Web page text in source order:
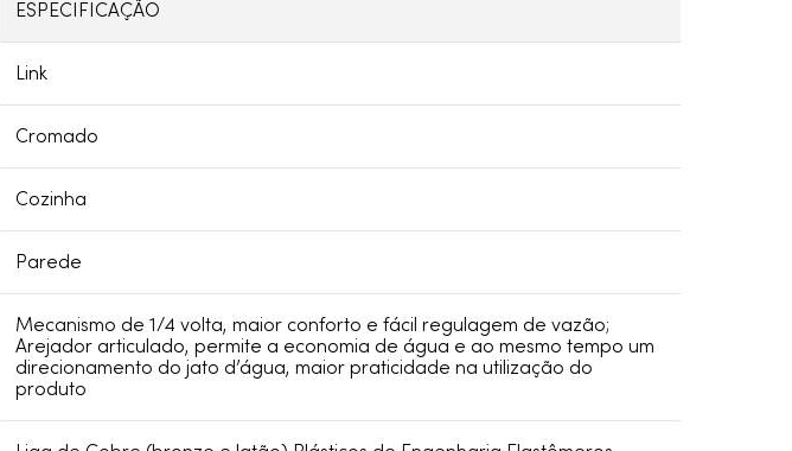
ESPECIFICAÇÃO
Link
Cromado
Cozinha
Parede
Mecanismo de 1/4 volta, maior conforto e fácil regulagem de vazão;
Arejador articulado, permite a economia de água e ao mesmo tempo um
direcionamento do jato d’água, maior praticidade na utilização do
produto